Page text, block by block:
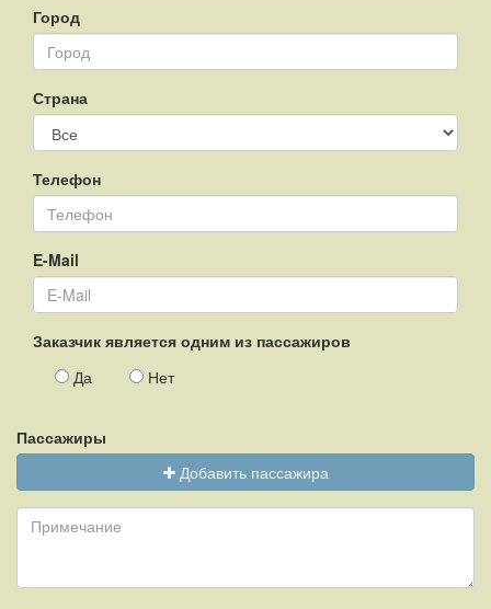
Город
Страна
Телефон
E-Mail
Заказчик является одним из пассажиров
Да
Нет
Пассажиры
Добавить пассажира